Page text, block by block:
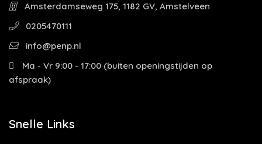
Amsterdamseweg 175, 1182 GV, Amstelveen
0205470111
info@penp.nl
Ma - Vr 9:00 - 17:00 (buiten openingstijden op
afspraak)
Snelle Links